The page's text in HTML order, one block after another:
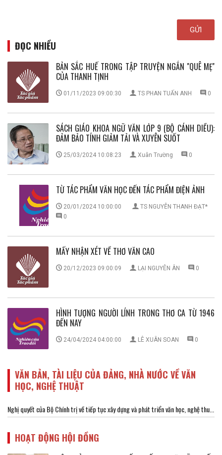
ĐỌC NHIỀU
BẢN SẮC HUẾ TRONG TẬP TRUYỆN NGẮN ''QUÊ MẸ''
CỦA THANH TỊNH
01/11/2023 09:00:30 TS PHAN TUẤN ANH 0
SÁCH GIÁO KHOA NGỮ VĂN LỚP 9 (BỘ CÁNH DIỀU):
ĐẢM BẢO TÍNH GIẢM TẢI VÀ XUYÊN SUỐT
25/03/2024 10:08:23 Xuân Trường 0
TỪ TÁC PHẨM VĂN HỌC ĐẾN TÁC PHẨM ĐIỆN ẢNH
20/01/2024 10:00:00
TS NGUYỄN THANH ĐẠT*
0
MẤY NHẬN XÉT VỀ THƠ VĂN CAO
20/12/2023 09:00:09 LẠI NGUYÊN ÂN 0
HÌNH TƯỢNG NGƯỜI LÍNH TRONG THƠ CA TỪ 1946
ĐẾN NAY
24/04/2024 04:00:00 LÊ XUÂN SOAN 0
VĂN BẢN, TÀI LIỆU CỦA ĐẢNG, NHÀ NƯỚC VỀ VĂN
HỌC, NGHỆ THUẬT
Nghị quyết của Bộ Chính trị về tiếp tục xây dựng và phát triển văn học, nghệ thu...
HOẠT ĐỘNG HỘI ĐỒNG